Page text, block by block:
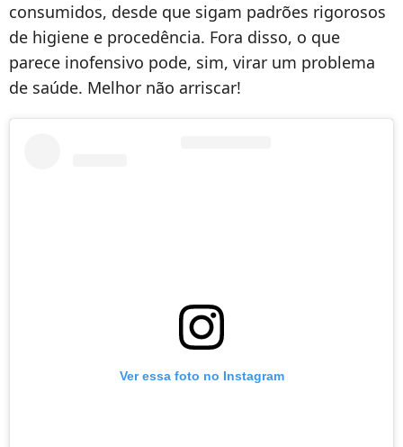
consumidos, desde que sigam padrões rigorosos
de higiene e procedência. Fora disso, o que
parece inofensivo pode, sim, virar um problema
de saúde. Melhor não arriscar!
Ver essa foto no Instagram